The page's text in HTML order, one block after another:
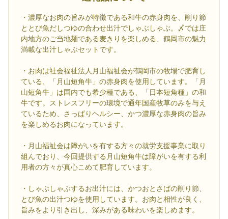
・濃厚なお肉の旨みが特徴である和牛の赤身肉を、削り節
ととび魚だしつゆの合わせ出汁でしゃぶしゃぶ。〆では庄
内地方のご当地麺である麦きりを楽しめる、鶴岡市の魅力
満載な出汁しゃぶセットです。
・お肉は社会福祉法人月山福祉会が鶴岡市の牧場で肥育し
ている、「月山短角牛」の赤身肉を使用しています。「月
山短角牛」は国内でも希少種である、「日本短角種」の和
牛です。ストレスフリーの環境で通年国産牧草のみを与え
ているため、さっぱりヘルシー、かつ濃厚な赤身肉の旨み
を楽しめるお肉になっています。
・月山福祉会は障がいを有する方々の就労支援事業に取り
組んでおり、今回提供する月山短角牛は障がいを有する利
用者の方々が真心こめて肥育しています。
・しゃぶしゃぶするお出汁には、かつおとさばの削り節、
とび魚の出汁つゆを使用しています。お肉と相性が良く、
旨みをより引き出し、深みがある味わいを楽しめます。